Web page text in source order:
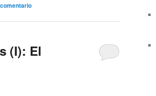
(I): El